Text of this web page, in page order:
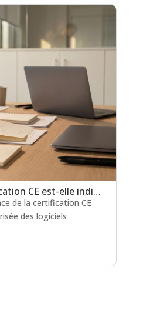
Pourquoi la certification CE est-elle indispensable pour les logiciels de prescription médicamenteuse ?
de la certification CE
des logiciels